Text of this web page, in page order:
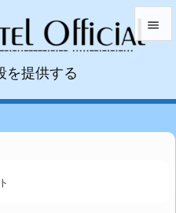
を提供する

